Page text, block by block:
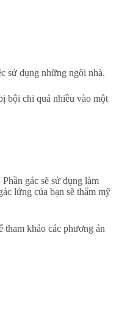
sử dụng những ngôi nhà.
bội chi quá nhiều vào một
gác sẽ sử dụng làm
lửng của bạn sẽ thẩm mỹ
khảo các phương án